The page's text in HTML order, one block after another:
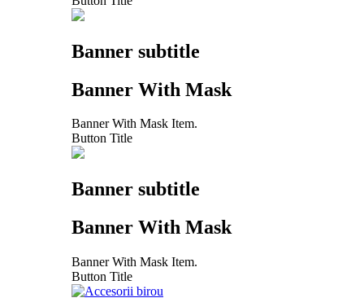
Banner subtitle
Banner With Mask
Banner With Mask Item.
Button Title
Banner subtitle
Banner With Mask
Banner With Mask Item.
Button Title